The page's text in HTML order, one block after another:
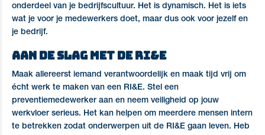
onderdeel van je bedrijfscultuur. Het is dynamisch. Het is iets
wat je voor je medewerkers doet, maar dus ook voor jezelf en
je bedrijf.
Aan de slag met de RI&E
Maak allereerst iemand verantwoordelijk en maak tijd vrij om
écht werk te maken van een RI&E. Stel een
preventiemedewerker aan en neem veiligheid op jouw
werkvloer serieus. Het kan helpen om meerdere mensen intern
te betrekken zodat onderwerpen uit de RI&E gaan leven. Heb